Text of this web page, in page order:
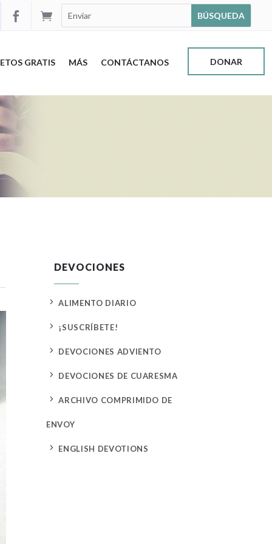


GRATIS MÁS CONTÁCTANOS DONAR
DEVOCIONES
5 ALIMENTO DIARIO
5 ¡SUSCRÍBETE!
5 DEVOCIONES ADVIENTO
5 DEVOCIONES DE CUARESMA
5 ARCHIVO COMPRIMIDO DE
ENVOY
5 ENGLISH DEVOTIONS